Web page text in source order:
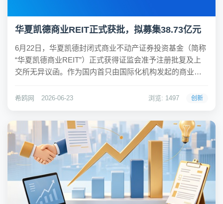
华夏凯德商业REIT正式获批，拟募集38.73亿元
6月22日，华夏凯德封闭式商业不动产证券投资基金（简称
“华夏凯德商业REIT”）正式获得证监会准予注册批复及上
交所无异议函。作为国内首只由国际化机构发起的商业
扩充。该产品拟募集规模为38.73亿元，由华夏基金担任基
希鸥网 2026-06-23 浏览: 1497 创新